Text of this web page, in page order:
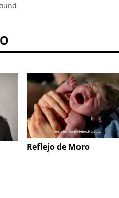
Reflejo de Moro